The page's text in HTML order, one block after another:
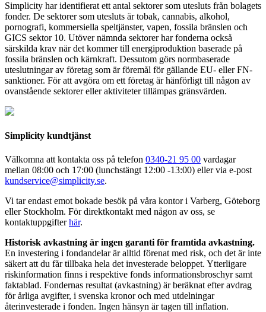
Simplicity har identifierat ett antal sektorer som utesluts från bolagets
fonder. De sektorer som utesluts är tobak, cannabis, alkohol,
pornografi, kommersiella speltjänster, vapen, fossila bränslen och
GICS sektor 10. Utöver nämnda sektorer har fonderna också
särskilda krav när det kommer till energiproduktion baserade på
fossila bränslen och kärnkraft. Dessutom görs normbaserade
uteslutningar av företag som är föremål för gällande EU- eller FN-
sanktioner. För att avgöra om ett företag är hänförligt till någon av
ovanstående sektorer eller aktiviteter tillämpas gränsvärden.
Simplicity kundtjänst
Välkomna att kontakta oss på telefon 0340-21 95 00 vardagar
mellan 08:00 och 17:00 (lunchstängt 12:00 -13:00) eller via e-post
kundservice@simplicity.se.
Vi tar endast emot bokade besök på våra kontor i Varberg, Göteborg
eller Stockholm. För direktkontakt med någon av oss, se
kontaktuppgifterhär.
Historisk avkastning är ingen garanti för framtida avkastning.
En investering i fondandelar är alltid förenat med risk, och det är inte
säkert att du får tillbaka hela det investerade beloppet. Ytterligare
riskinformation finns i respektive fonds informationsbroschyr samt
faktablad. Fondernas resultat (avkastning) är beräknat efter avdrag
för årliga avgifter, i svenska kronor och med utdelningar
återinvesterade i fonden. Ingen hänsyn är tagen till inflation.